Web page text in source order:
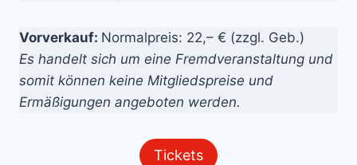
Vorverkauf: Normalpreis: 22,– € (zzgl. Geb.)
Es handelt sich um eine Fremdveranstaltung und
somit können keine Mitgliedspreise und
Ermäßigungen angeboten werden.
Tickets